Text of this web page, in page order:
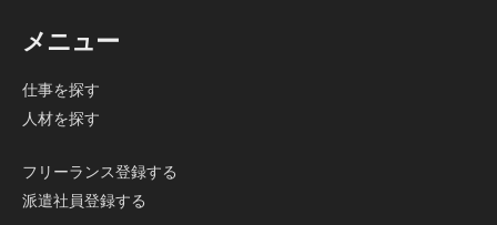
メニュー
仕事を探す
人材を探す
フリーランス登録する
派遣社員登録する